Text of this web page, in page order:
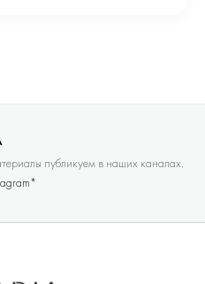
публикуем в наших каналах.